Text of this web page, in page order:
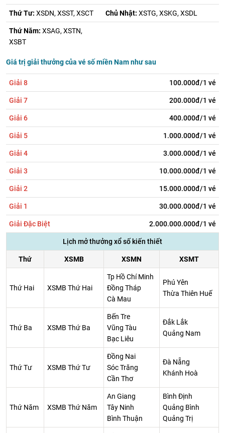
Thứ Tư: XSDN, XSST, XSCT Chủ Nhật: XSTG, XSKG, XSDL
Thứ Năm: XSAG, XSTN,
XSBT
Giá trị giải thưởng của vé số miền Nam như sau
Giải 8 100.000đ/1 vé
Giải 7 200.000đ/1 vé
Giải 6 400.000đ/1 vé
Giải 5 1.000.000đ/1 vé
Giải 4 3.000.000đ/1 vé
Giải 3 10.000.000đ/1 vé
Giải 2 15.000.000đ/1 vé
Giải 1 30.000.000đ/1 vé
Giải Đặc Biệt 2.000.000.000đ/1 vé
Lịch mở thưởng xổ số kiến thiết
Thứ XSMB XSMN XSMT
Thứ Hai XSMB Thứ Hai
Tp Hồ Chí Minh
Đồng Tháp
Cà Mau
Phú Yên
Thừa Thiên Huế
Thứ Ba XSMB Thứ Ba
Bến Tre
Vũng Tàu
Bạc Liêu
Đắk Lắk
Quảng Nam
Thứ Tư XSMB Thứ Tư
Đồng Nai
Sóc Trăng
Cần Thơ
Đà Nẵng
Khánh Hoà
Thứ Năm XSMB Thứ Năm
An Giang
Tây Ninh
Bình Thuận
Bình Định
Quảng Bình
Quảng Trị